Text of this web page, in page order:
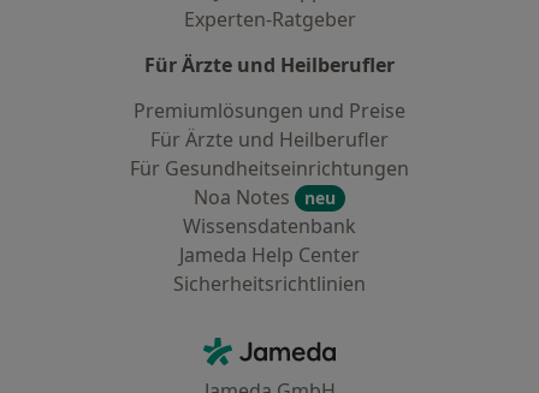
Experten-Ratgeber
Für Ärzte und Heilberufler
Premiumlösungen und Preise
Für Ärzte und Heilberufler
Für Gesundheitseinrichtungen
Noa Notes
neu
Wissensdatenbank
Jameda Help Center
Sicherheitsrichtlinien
Jameda - Startseite